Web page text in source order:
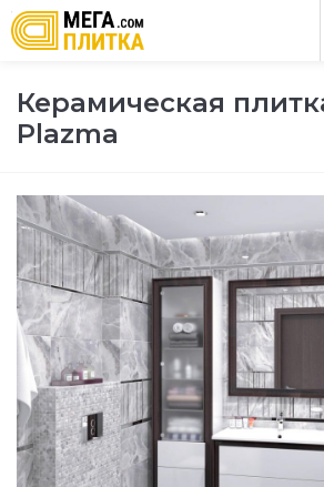
Керамическая
Plazma